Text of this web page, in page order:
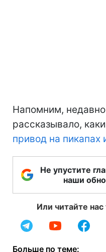
Напомним,
рассказывало,
привод на пикапах
Не упустите
наши
Или читайте
Больше по теме: